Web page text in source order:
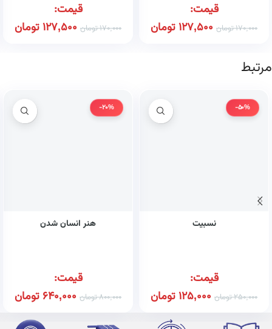
قیمت:
170,000تومان 127,500تومان
قیمت:
170,000تومان 127,500تومان
مرتبط
-50%
نسبیت
قیمت:
250,000تومان 125,000تومان
-20%
هنر انسان شدن
قیمت:
800,000تومان 640,000 تومان